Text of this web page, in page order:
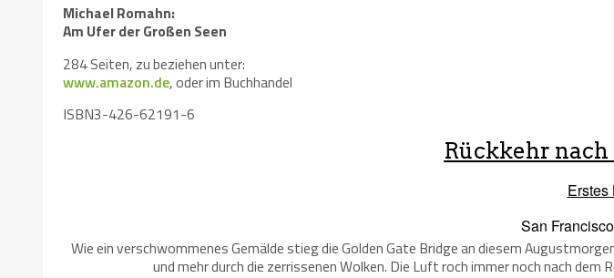
Michael Romahn:
Am Ufer der Großen Seen
284 Seiten, zu beziehen unter:
www.amazon.de, oder im Buchhandel
ISBN3-426-62191-6
Rückkehr
Erstes
San
Wie ein verschwommenes Gemälde stieg die Golden Gate Bridge an diesem
und mehr durch die zerrissenen Wolken. Die Luft roch immer noch nach